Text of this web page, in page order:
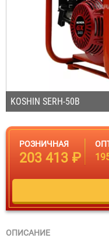
KOSHIN SERH-50B
РОЗНИЧНАЯ
203 413 ₽
ОПИСАНИЕ